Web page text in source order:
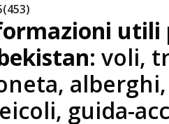
(453)
utili
: voli,
guida-